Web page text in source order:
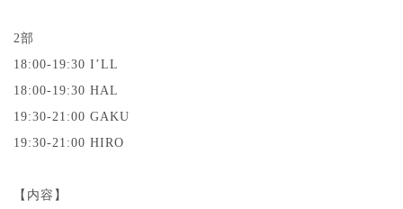
2部
18:00-19:30 I’LL
18:00-19:30 HAL
19:30-21:00 GAKU
19:30-21:00 HIRO
【内容】